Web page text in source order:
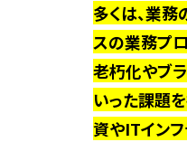
多くは、業
スの業務プ
老朽化やブ
いった課題
資やITイン